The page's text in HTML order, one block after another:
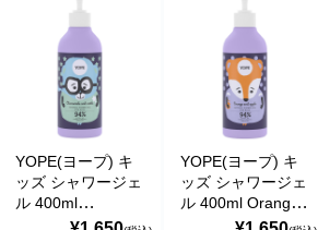
YOPE(ヨープ) キ
ッズ シャワージェ
ル 400ml
Chamomile and
YOPE(ヨープ) キ
ッズ シャワージェ
ル 400ml Orange
and apple(オレン